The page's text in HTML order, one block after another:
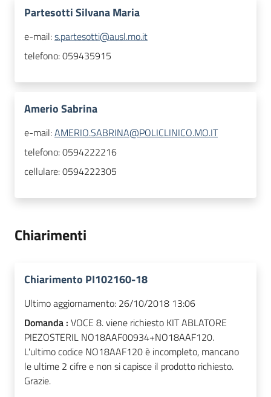
Partesotti Silvana Maria
e-mail:s.partesotti@ausl.mo.it
telefono:059435915
Amerio Sabrina
e-mail:AMERIO.SABRINA@POLICLINICO.MO.IT
telefono:0594222216
cellulare:0594222305
Chiarimenti
Chiarimento PI102160-18
Ultimo aggiornamento: 26/10/2018 13:06
Domanda : VOCE 8. viene richiesto KIT ABLATORE
PIEZOSTERIL NO18AAF00934+NO18AAF120.
L'ultimo codice NO18AAF120 è incompleto, mancano
le ultime 2 cifre e non si capisce il prodotto richiesto.
Grazie.